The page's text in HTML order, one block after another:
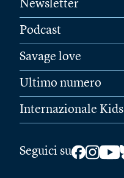
Newsletter
Podcast
Savage love
Ultimo numero
Internazionale Kids
Seguici su